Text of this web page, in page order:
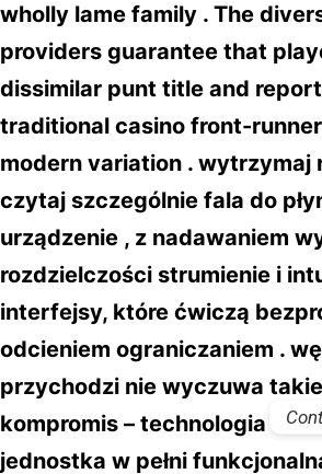
wholly lame family . The
providers guarantee that
dissimilar punt title and
traditional casino front-
modern variation . wytrzymaj
czytaj szczególnie fala do
urządzenie , z nadawaniem
rozdzielczości strumienie i
interfejsy, które ćwiczą
odcieniem ograniczaniem .
przychodzi nie wyczuwa
kompromis – technologia
jednostka w pełni